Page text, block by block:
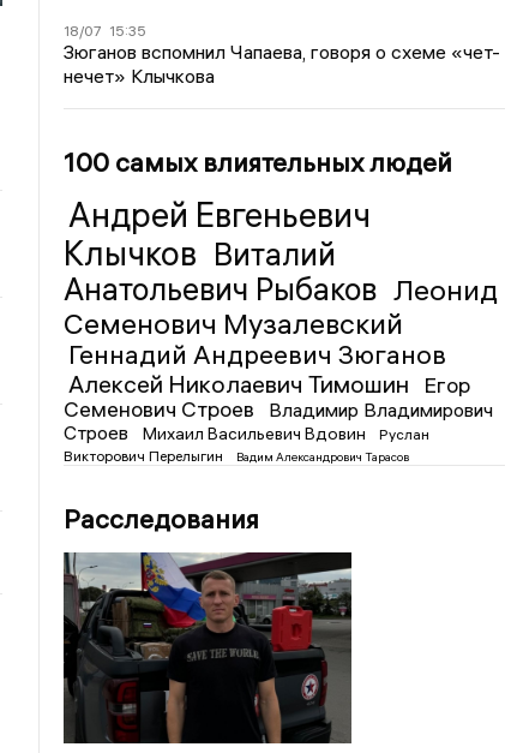
18/07 15:35
Зюганов вспомнил Чапаева, говоря о схеме «чет-
нечет» Клычкова
100 самых влиятельных людей
Андрей Евгеньевич
Клычков Виталий
Анатольевич Рыбаков Леонид
Семенович Музалевский
Геннадий Андреевич Зюганов
Алексей Николаевич Тимошин
Егор
Семенович Строев
Владимир Владимирович
Строев
Михаил Васильевич Вдовин
Руслан
Викторович Перелыгин
Вадим Александрович Тарасов
Расследования